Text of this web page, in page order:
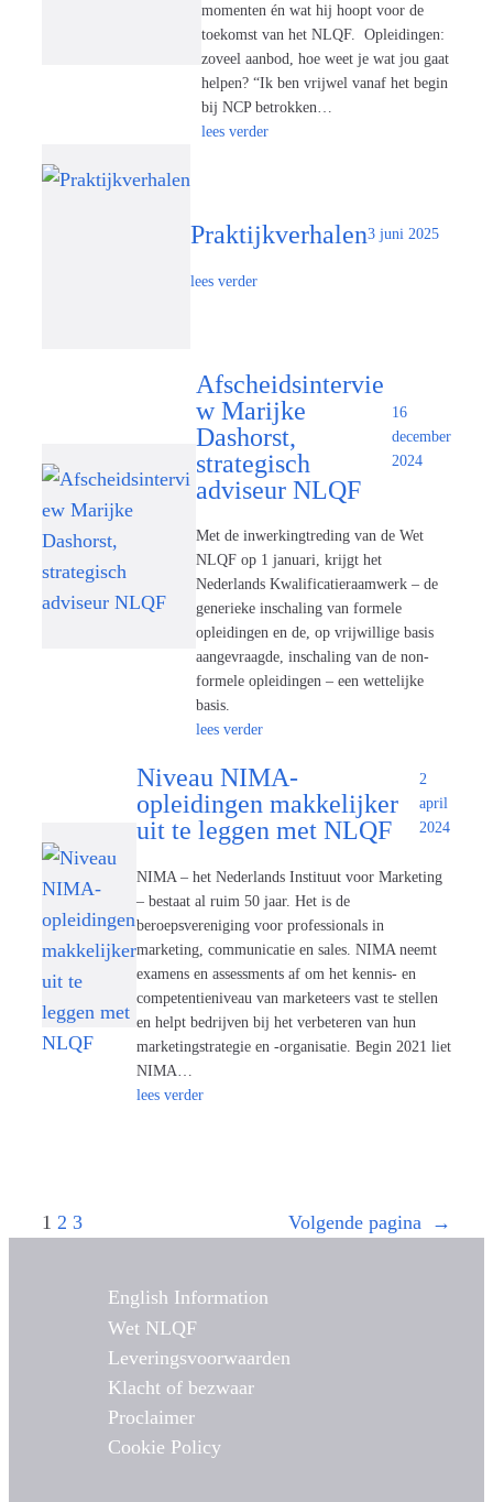
momenten én wat hij hoopt voor de
toekomst van het NLQF. Opleidingen:
zoveel aanbod, hoe weet je wat jou gaat
helpen? “Ik ben vrijwel vanaf het begin
bij NCP betrokken…
lees verder
Praktijkverhalen3 juni 2025
lees verder
Afscheidsintervie
w Marijke
Dashorst,
strategisch
adviseur NLQF
16
december
2024
Met de inwerkingtreding van de Wet
NLQF op 1 januari, krijgt het
Nederlands Kwalificatieraamwerk – de
generieke inschaling van formele
opleidingen en de, op vrijwillige basis
aangevraagde, inschaling van de non-
formele opleidingen – een wettelijke
basis.
lees verder
Niveau NIMA-
opleidingen makkelijker
uit te leggen met NLQF
2
april
2024
NIMA – het Nederlands Instituut voor Marketing
– bestaat al ruim 50 jaar. Het is de
beroepsvereniging voor professionals in
marketing, communicatie en sales. NIMA neemt
examens en assessments af om het kennis- en
competentieniveau van marketeers vast te stellen
en helpt bedrijven bij het verbeteren van hun
marketingstrategie en -organisatie. Begin 2021 liet
NIMA…
lees verder
1 2 3 Volgende pagina →
English Information
Wet NLQF
Leveringsvoorwaarden
Klacht of bezwaar
Proclaimer
Cookie Policy